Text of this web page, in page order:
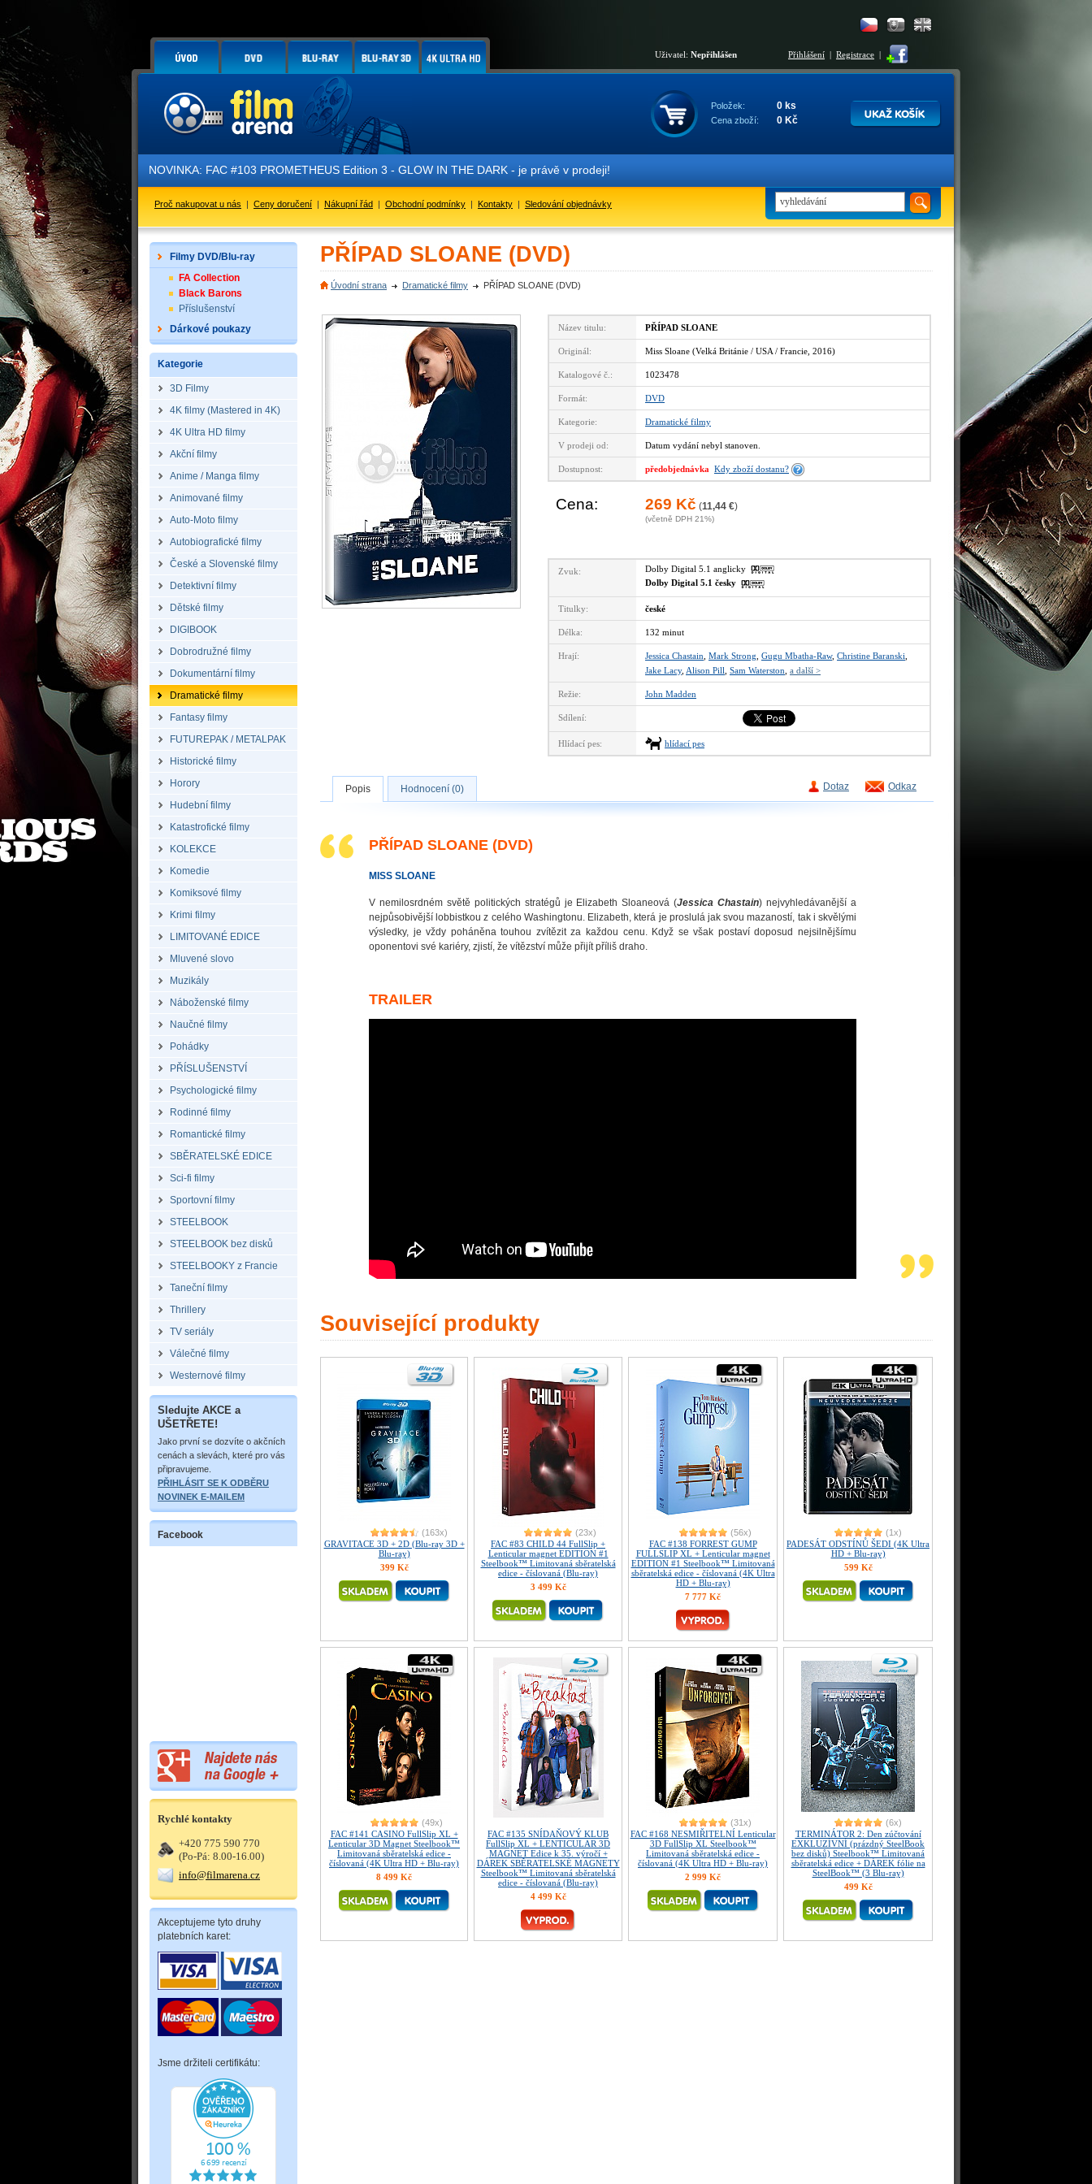
Uživatel: Nepřihlášen Přihlášení | Registrace |
Položek: 0 ks
Cena zboží: 0 Kč
NOVINKA: FAC #103 PROMETHEUS Edition 3 - GLOW IN THE DARK - je právě v prodeji!
Proč nakupovat u nás | Ceny doručení | Nákupní řád | Obchodní podmínky | Kontakty | Sledování objednávky
Filmy DVD/Blu-ray
FA Collection
Black Barons
Příslušenství
Dárkové poukazy
Kategorie
3D Filmy
4K filmy (Mastered in 4K)
4K Ultra HD filmy
Akční filmy
Anime / Manga filmy
Animované filmy
Auto-Moto filmy
Autobiografické filmy
České a Slovenské filmy
Detektivní filmy
Dětské filmy
DIGIBOOK
Dobrodružné filmy
Dokumentární filmy
Dramatické filmy
Fantasy filmy
FUTUREPAK / METALPAK
Historické filmy
Horory
Hudební filmy
Katastrofické filmy
KOLEKCE
Komedie
Komiksové filmy
Krimi filmy
LIMITOVANÉ EDICE
Mluvené slovo
Muzikály
Náboženské filmy
Naučné filmy
Pohádky
PŘÍSLUŠENSTVÍ
Psychologické filmy
Rodinné filmy
Romantické filmy
SBĚRATELSKÉ EDICE
Sci-fi filmy
Sportovní filmy
STEELBOOK
STEELBOOK bez disků
STEELBOOKY z Francie
Taneční filmy
Thrillery
TV seriály
Válečné filmy
Westernové filmy
Sledujte AKCE a
UŠETŘETE!
Jako první se dozvíte o akčních
cenách a slevách, které pro vás
připravujeme.
PŘIHLÁSIT SE K ODBĚRU
NOVINEK E-MAILEM
Facebook
Rychlé kontakty
+420 775 590 770
(Po-Pá: 8.00-16.00)
info@filmarena.cz
Akceptujeme tyto druhy
platebních karet:
Jsme držiteli certifikátu:
PŘÍPAD SLOANE (DVD)
Úvodní strana Dramatické filmy PŘÍPAD SLOANE (DVD)
Název titulu: PŘÍPAD SLOANE
Originál: Miss Sloane (Velká Británie / USA / Francie, 2016)
Katalogové č.: 1023478
Formát: DVD
Kategorie: Dramatické filmy
V prodeji od: Datum vydání nebyl stanoven.
Dostupnost: předobjednávka Kdy zboží dostanu?
Cena: 269 Kč (11,44 €)
(včetně DPH 21%)
Zvuk:
Dolby Digital 5.1 anglicky
Dolby Digital 5.1 česky
Titulky: české
Délka: 132 minut
Hrají: Jessica Chastain Mark Strong Gugu Mbatha-Raw, Christine Baranski
Jake Lacy, Alison Pill Sam Waterston a další >
Režie: John Madden
Sdílení:
Hlídací pes: hlídací pes
Dotaz Odkaz
Popis Hodnocení (0)
PŘÍPAD SLOANE (DVD)
MISS SLOANE
V nemilosrdném světě politických stratégů je Elizabeth Sloaneová (Jessica Chastain) nejvyhledávanější a
nejpůsobivější lobbistkou z celého Washingtonu. Elizabeth, která je proslulá jak svou mazaností, tak i skvělými
výsledky, je vždy poháněna touhou zvítězit za každou cenu. Když se však postaví doposud nejsilnějšímu
oponentovi své kariéry, zjistí, že vítězství může přijít příliš draho.
TRAILER
Související produkty
(163x)
GRAVITACE 3D + 2D (Blu-ray 3D +
Blu-ray)
399 Kč
(23x)
FAC #83 CHILD 44 FullSlip +
Lenticular magnet EDITION #1
Steelbook™ Limitovaná sběratelská
edice - číslovaná (Blu-ray)
3 499 Kč
(56x)
FAC #138 FORREST GUMP
FULLSLIP XL + Lenticular magnet
EDITION #1 Steelbook™ Limitovaná
sběratelská edice - číslovaná (4K Ultra
HD + Blu-ray)
7 777 Kč
(1x)
PADESÁT ODSTÍNŮ ŠEDI (4K Ultra
HD + Blu-ray)
599 Kč
(49x)
FAC #141 CASINO FullSlip XL +
Lenticular 3D Magnet Steelbook™
Limitovaná sběratelská edice -
číslovaná (4K Ultra HD + Blu-ray)
8 499 Kč
FAC #135 SNÍDAŇOVÝ KLUB
FullSlip XL + LENTICULAR 3D
MAGNET Edice k 35. výročí +
DÁREK SBĚRATELSKÉ MAGNETY
Steelbook™ Limitovaná sběratelská
edice - číslovaná (Blu-ray)
4 499 Kč
(31x)
FAC #168 NESMIŘITELNÍ Lenticular
3D FullSlip XL Steelbook™
Limitovaná sběratelská edice -
číslovaná (4K Ultra HD + Blu-ray)
2 999 Kč
(6x)
TERMINÁTOR 2: Den zúčtování
EXKLUZÍVNÍ (prázdný SteelBook
bez disků) Steelbook™ Limitovaná
sběratelská edice + DÁREK fólie na
SteelBook™ (3 Blu-ray)
499 Kč